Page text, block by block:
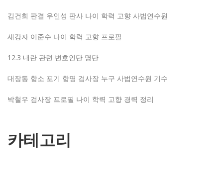
김건희 판결 우인성 판사 나이 학력 고향 사법연수원
새강자 이준수 나이 학력 고향 프로필
12.3 내란 관련 변호인단 명단
대장동 항소 포기 항명 검사장 누구 사법연수원 기수
박철우 검사장 프로필 나이 학력 고향 경력 정리
카테고리